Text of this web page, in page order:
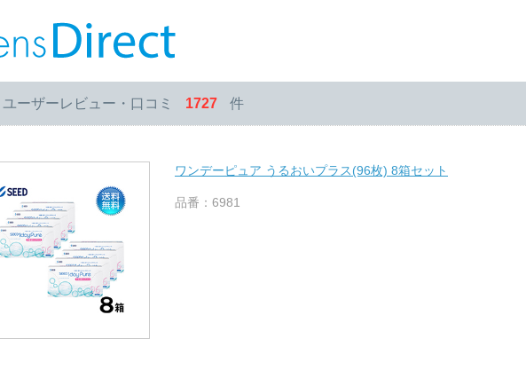
ユーザーレビュー・口コミ 1727 件
ワンデーピュア うるおいプラス(96枚) 8箱セット
品番：6981